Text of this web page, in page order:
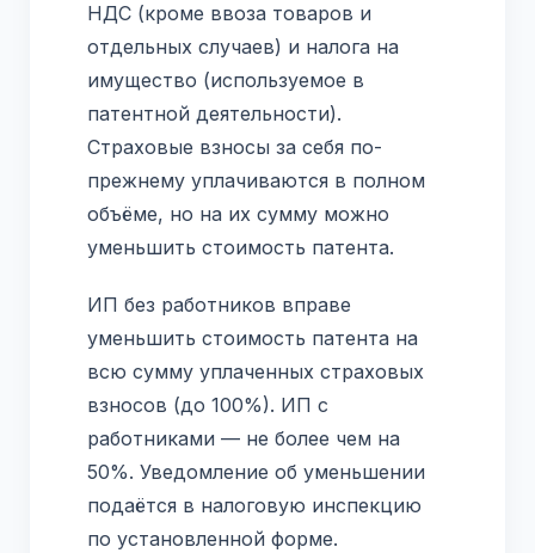
НДС (кроме ввоза товаров и
отдельных случаев) и налога на
имущество (используемое в
патентной деятельности).
Страховые взносы за себя по-
прежнему уплачиваются в полном
объёме, но на их сумму можно
уменьшить стоимость патента.
ИП без работников вправе
уменьшить стоимость патента на
всю сумму уплаченных страховых
взносов (до 100%). ИП с
работниками — не более чем на
50%. Уведомление об уменьшении
подаётся в налоговую инспекцию
по установленной форме.